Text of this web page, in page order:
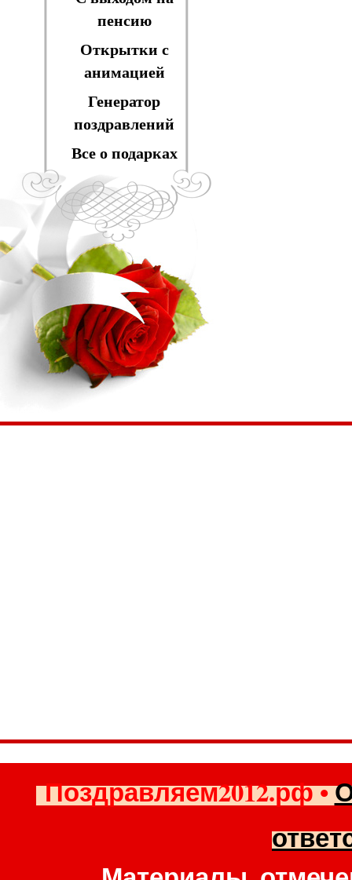
пенсию
Открытки с
анимацией
Генератор
поздравлений
Все о подарках
Поздравляем2012.рф•